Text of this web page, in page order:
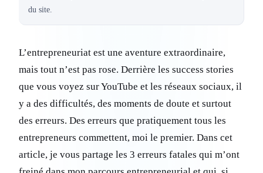
du site.
L’entrepreneuriat est une aventure extraordinaire,
mais tout n’est pas rose. Derrière les success stories
que vous voyez sur YouTube et les réseaux sociaux, il
y a des difficultés, des moments de doute et surtout
des erreurs. Des erreurs que pratiquement tous les
entrepreneurs commettent, moi le premier. Dans cet
article, je vous partage les 3 erreurs fatales qui m’ont